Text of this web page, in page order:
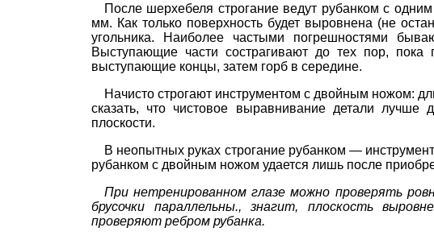
После шерхебеля строгание ведут рубанком с
мм. Как только поверхность будет выровнена (не
угольника. Наиболее частыми погрешностями
Выступающие части сострагивают до тех пор, пока
выступающие концы, затем горб в середине.
Начисто строгают инструментом с двойным ножом:
сказать, что чистовое выравнивание детали
плоскости.
В неопытных руках строгание рубанком —
рубанком с двойным ножом удается лишь после
При нетренированном глазе можно проверять
брусочки параллельны., знагит, плоскость
проверяют ребром рубанка.